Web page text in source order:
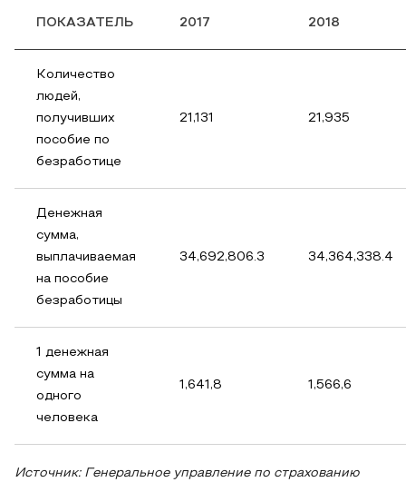
ПОКАЗАТЕЛЬ 2017 2018
Количество
людей,
получивших
пособие по
безработице
21,131 21,935
Денежная
сумма,
выплачиваемая
на пособие
безработицы
34,692,806.3 34,364,338.4
1 денежная
сумма на
одного
человека
1,641,8 1,566,6
Источник: Генеральное управление по страхованию